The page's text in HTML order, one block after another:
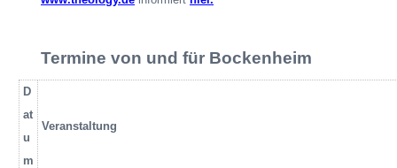
Termine von und für Bockenheim
D
at
u
m
Veranstaltung